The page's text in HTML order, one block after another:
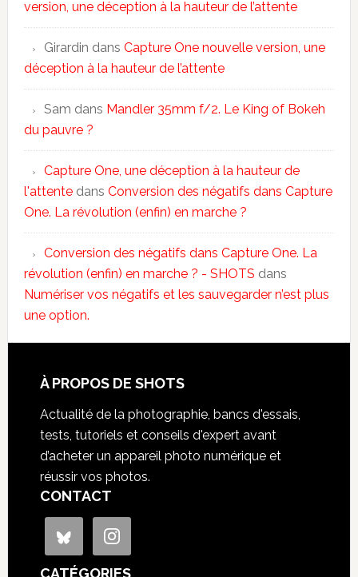
version, une déception à la hauteur de l’attente
Girardin dans Capture One nouvelle version, une
déception à la hauteur de l’attente
Sam dans Mandler 35mm f/2. Le King of Bokeh
du pauvre ?
Capture One, une déception à la hauteur de
l'attentedans Conversion des négatifs dans Capture
One. La révolution (enfin) en marche ?
Conversion des négatifs dans Capture One. La
révolution (enfin) en marche ? - SHOTS dans
Numériser vos négatifs et les sauvegarder n’est plus
une option.
À PROPOS DE SHOTS
Actualité de la photographie, bancs d'essais,
tests, tutoriels et conseils d'expert avant
d’acheter un appareil photo numérique et
réussir vos photos.
CONTACT
CATÉGORIES